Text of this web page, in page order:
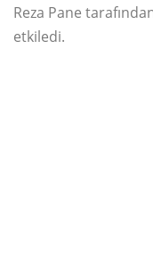
Reza Pane
etkiledi.